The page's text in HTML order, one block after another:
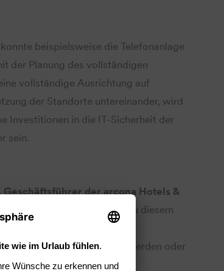
beispielsweise die Telefonanlage
der Planung des vollständigen
vollständige Ausrichtung auf
der Standorte untereinander, wird
Investitionen in die IT-Sicherheit der
sein.
der arcona Hotels &
eines Dienstleisters zu diesem
Gäste, Partner und
Auffälligkeiten bemerkt werden oder
jederzeit möglich.